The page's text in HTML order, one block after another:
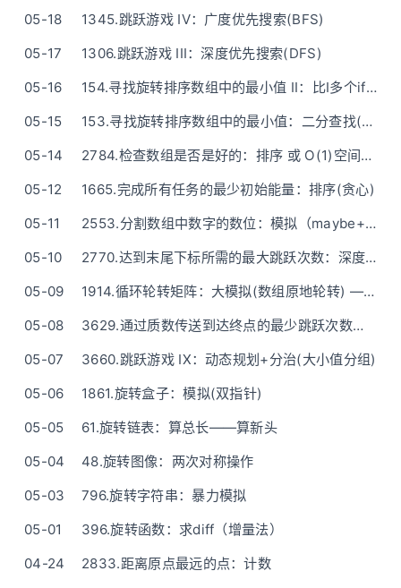
05-18
1345.跳跃游戏 IV：广度优先搜索(BFS)
05-17
1306.跳跃游戏 III：深度优先搜索(DFS)
05-16
154.寻找旋转排序数组中的最小值 II：比I多个if(二分查找?)
05-15
153.寻找旋转排序数组中的最小值：二分查找(左闭右开写法)
05-14
2784.检查数组是否是好的：排序 或 O(1)空间原地
05-12
1665.完成所有任务的最少初始能量：排序(贪心)
05-11
2553.分割数组中数字的数位：模拟（maybe+翻转）——java也O(1)
05-10
2770.达到末尾下标所需的最大跳跃次数：深度优先搜索(DFS)
05-09
1914.循环轮转矩阵：大模拟(数组原地轮转) —— 附O(1)空间版本
05-08
3629.通过质数传送到达终点的最少跳跃次数：埃式筛+BFS
05-07
3660.跳跃游戏 IX：动态规划+分治(大小值分组)
05-06
1861.旋转盒子：模拟(双指针)
05-05
61.旋转链表：算总长——算新头
05-04
48.旋转图像：两次对称操作
05-03
796.旋转字符串：暴力模拟
05-01
396.旋转函数：求diff（增量法）
04-24
2833.距离原点最远的点：计数